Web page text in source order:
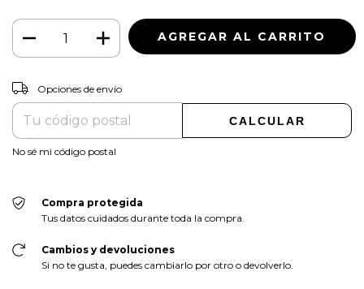
Entregas para el CP:
Opciones de envío
CALCULAR
No sé mi código postal
Compra protegida
Tus datos cuidados durante toda la compra.
Cambios y devoluciones
Si no te gusta, puedes cambiarlo por otro o devolverlo.